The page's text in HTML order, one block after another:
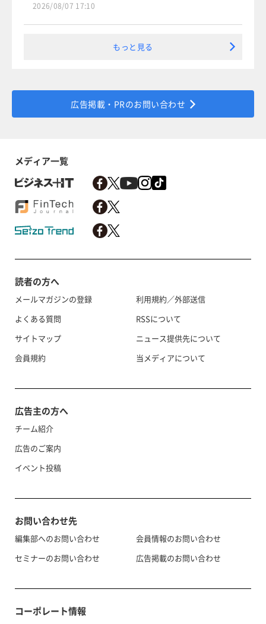
2026/08/07 17:10
もっと見る
広告掲載・PRのお問い合わせ
メディア一覧
読者の方へ
メールマガジンの登録
よくある質問
サイトマップ
会員規約
利用規約／外部送信
RSSについて
ニュース提供先について
当メディアについて
広告主の方へ
チーム紹介
広告のご案内
イベント投稿
お問い合わせ先
編集部へのお問い合わせ
セミナーのお問い合わせ
会員情報のお問い合わせ
広告掲載のお問い合わせ
コーポレート情報